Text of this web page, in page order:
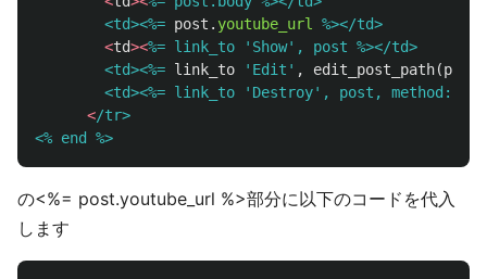
        <td><%=
post . youtube_url %></td>
<td><%= link_to 'Show', post %></td>
        <td><%=
link_to 'Edit' , edit_post_path(post
<td><%= link_to 'Destroy', post, method:
</tr>
の<%= post.youtube_url %>部分に以下のコードを代入
します